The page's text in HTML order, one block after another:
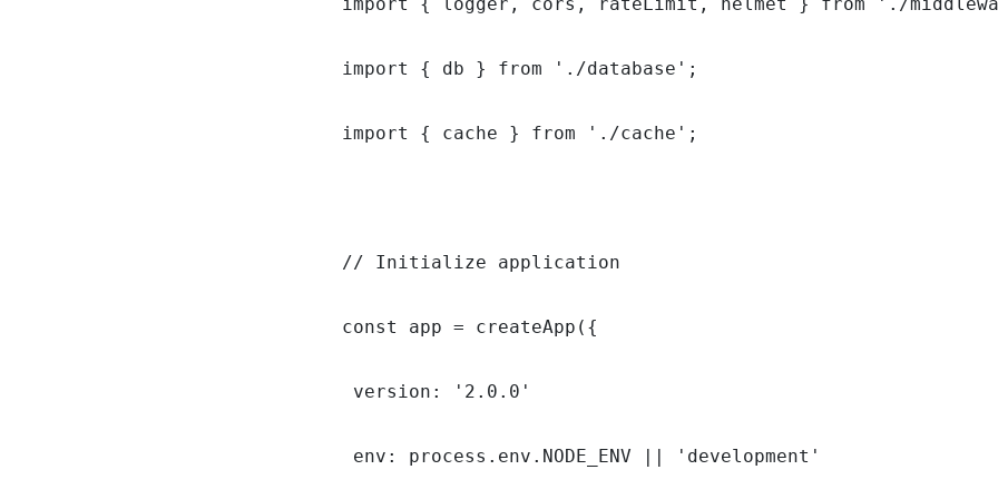
import { db } from './database';
import { cache } from './cache';
// Initialize application
const app = createApp({
version: '2.0.0'
env: process.env.NODE_ENV || 'development'